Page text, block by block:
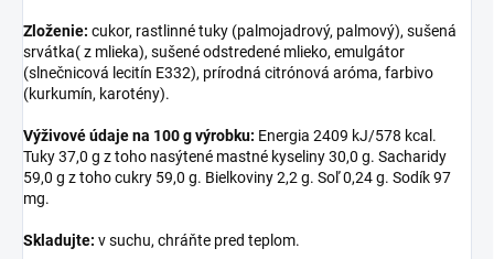
Zloženie: cukor, rastlinné tuky (palmojadrový, palmový), sušená
srvátka( z mlieka), sušené odstredené mlieko, emulgátor
(slnečnicová lecitín E332), prírodná citrónová aróma, farbivo
(kurkumín, karotény).
Výživové údaje na 100 g výrobku: Energia 2409 kJ/578 kcal.
Tuky 37,0 g z toho nasýtené mastné kyseliny 30,0 g. Sacharidy
59,0 g z toho cukry 59,0 g. Bielkoviny 2,2 g. Soľ 0,24 g. Sodík 97
mg.
Skladujte: v suchu, chráňte pred teplom.